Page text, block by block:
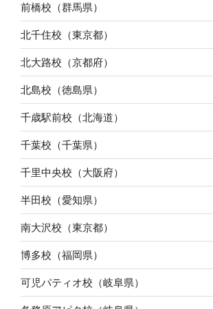
前橋校（群馬県）
北千住校（東京都）
北大路校（京都府）
北島校（徳島県）
千歳駅前校（北海道）
千葉校（千葉県）
千里中央校（大阪府）
半田校（愛知県）
南大沢校（東京都）
博多校（福岡県）
可児パティオ校（岐阜県）